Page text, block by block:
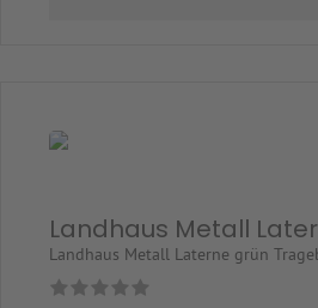
Landhaus Metall
Landhaus Metall Laterne grün